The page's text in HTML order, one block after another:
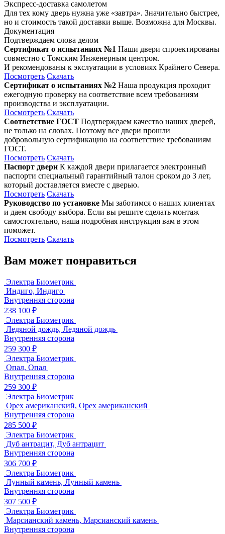
Экспресс-доставка самолетом
Для тех кому дверь нужна уже «завтра». Значительно быстрее,
но и стоимость такой доставки выше. Возможна для Москвы.
Документация
Подтверждаем слова делом
Сертификат о испытаниях №1 Наши двери спроектированы
совместно с Томским Инженерным центром.
И рекомендованы к экслуатации в условиях Крайнего Севера.
Посмотреть Скачать
Сертификат о испытаниях №2 Наша продукция проходит
ежегодную проверку на соответствие всем требованиям
производства и эксплуатации.
Посмотреть Скачать
Соответствие ГОСТ Подтверждаем качество наших дверей,
не только на словах. Поэтому все двери прошли
добровольную сертификацию на соответствие требованиям
ГОСТ.
Посмотреть Скачать
Паспорт двери К каждой двери прилагается электронный
паспорти специальный гарантийный талон сроком до 3 лет,
который доставляется вместе с дверью.
Посмотреть Скачать
Руководство по установке Мы заботимся о наших клиентах
и даем свободу выбора. Если вы решите сделать монтаж
самостоятельно, наша подробная инструкция вам в этом
поможет.
Посмотреть Скачать
Вам может понравиться
Электра Биометрик
Индиго, Индиго
Внутренняя сторона
238 100 ₽
Электра Биометрик
Ледяной дождь, Ледяной дождь
Внутренняя сторона
259 300 ₽
Электра Биометрик
Опал, Опал
Внутренняя сторона
259 300 ₽
Электра Биометрик
Орех американский, Орех американский
Внутренняя сторона
285 500 ₽
Электра Биометрик
Дуб антрацит, Дуб антрацит
Внутренняя сторона
306 700 ₽
Электра Биометрик
Лунный камень, Лунный камень
Внутренняя сторона
307 500 ₽
Электра Биометрик
Марсианский камень, Марсианский камень
Внутренняя сторона